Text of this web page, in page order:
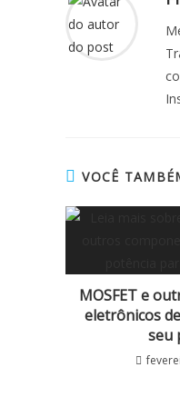
kp
p
d
t
e
a
r
VOCÊ
MOSFET e
eletrônicos
seu